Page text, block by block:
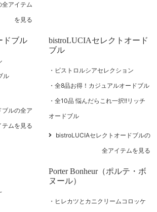
アイテム
を見る
ドブル
ル
ルの全ア
テムを見る
bistroLUCIAセレクトオード
ブル
ビストロルシアセレクション
全8品お得！カジュアルオードブル
全10品 悩んだらこれ一択!!リッチ
オードブル
bistroLUCIAセレクトオードブルの
全アイテムを見る
Porter Bonheur（ポルテ・ボ
ヌール）
ヒレカツとカニクリームコロッケ